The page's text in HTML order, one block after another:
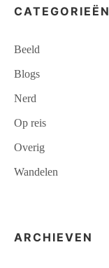
CATEGORIEËN
Beeld
Blogs
Nerd
Op reis
Overig
Wandelen
ARCHIEVEN